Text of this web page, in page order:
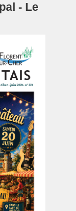
- Le